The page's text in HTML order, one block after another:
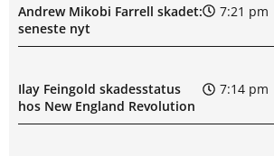
Andrew Mikobi Farrell skadet:
seneste nyt
7:21 pm
Ilay Feingold skadesstatus
hos New England Revolution
7:14 pm